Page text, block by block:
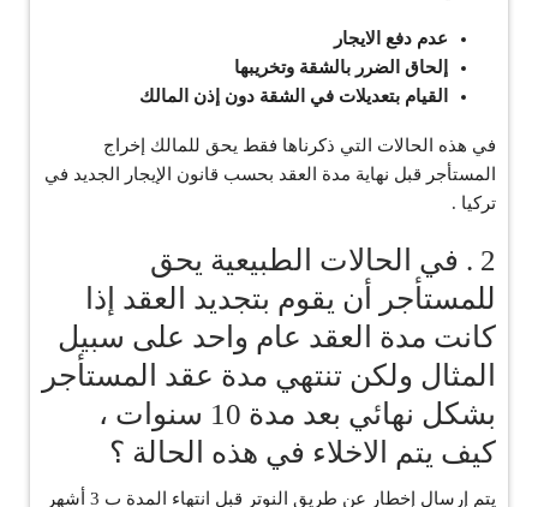
عدم دفع الايجار
إلحاق الضرر بالشقة وتخريبها
القيام بتعديلات في الشقة دون إذن المالك
في هذه الحالات التي ذكرناها فقط يحق للمالك إخراج
المستأجر قبل نهاية مدة العقد بحسب قانون الإيجار الجديد في
تركيا .
2 . في الحالات الطبيعية يحق
للمستأجر أن يقوم بتجديد العقد إذا
كانت مدة العقد عام واحد على سبيل
المثال ولكن تنتهي مدة عقد المستأجر
بشكل نهائي بعد مدة 10 سنوات ،
كيف يتم الاخلاء في هذه الحالة ؟
يتم ‏إرسال إخطار عن طريق النوتر قبل انتهاء المدة ب 3 أشهر